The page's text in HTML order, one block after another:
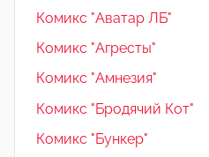
Комикс "Аватар ЛБ"
Комикс "Агресты"
Комикс "Амнезия"
Комикс "Бродячий Кот"
Комикс "Бункер"